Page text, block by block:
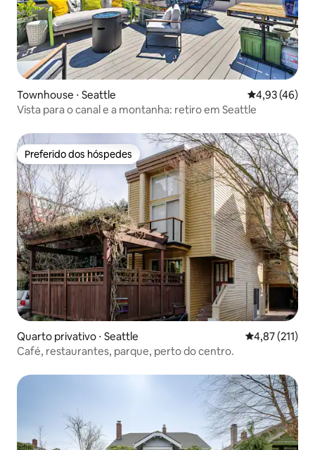
Townhouse ⋅ Seattle 4,93 de uma
4,93 (46)
Vista para o canal e a montanha: retiro em Seattle
Preferido dos hóspedes
Preferido dos hóspedes
Quarto privativo ⋅ Seattle 4,87 de uma
4,87 (211)
Café, restaurantes, parque, perto do centro.